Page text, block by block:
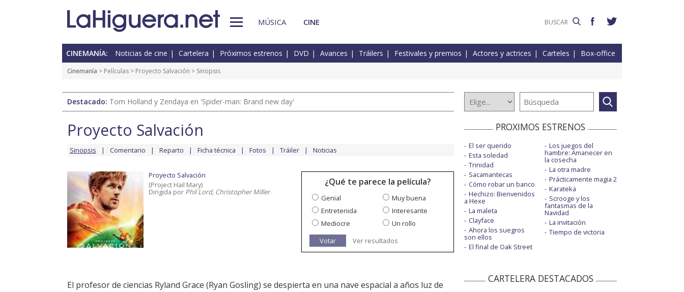
MÚSICA CINE
CINEMANÍA: Noticias de cine Cartelera Próximos estrenos DVD Avances Tráilers Festivales y premios Actores y actrices Carteles Box-office
Cinemanía > Películas > Proyecto Salvación > Sinopsis
Destacado: Tom Holland y Zendaya en 'Spider-man: Brand new day'
Proyecto Salvación
Sinopsis Comentario Reparto Ficha técnica Fotos Tráiler Noticias
Proyecto Salvación
(Project Hail Mary)
Dirigida por Phil Lord, Christopher Miller
¿Qué te parece la película?
Genial
Muy buena
Entretenida
Interesante
Mediocre
Un rollo
Votar
Ver resultados
El profesor de ciencias Ryland Grace (Ryan Gosling) se despierta en una nave espacial a años luz de
PROXIMOS ESTRENOS
El ser querido
Esta soledad
Trinidad
Sacamantecas
Cómo robar un banco
Hechizo: Bienvenidos
a Hexe
La maleta
Clayface
Ahora los suegros
son ellos
El final de Oak Street
Los juegos del
hambre: Amanecer en
la cosecha
La otra madre
Prácticamente magia 2
Karateka
Scrooge y los
fantasmas de la
Navidad
La invitación
Tiempo de victoria
CARTELERA DESTACADOS